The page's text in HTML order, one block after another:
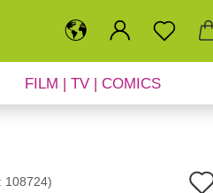
FILM | TV | COMICS
108724)